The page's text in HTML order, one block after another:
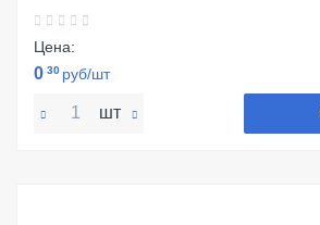
Цена:
0 30 руб/шт
шт